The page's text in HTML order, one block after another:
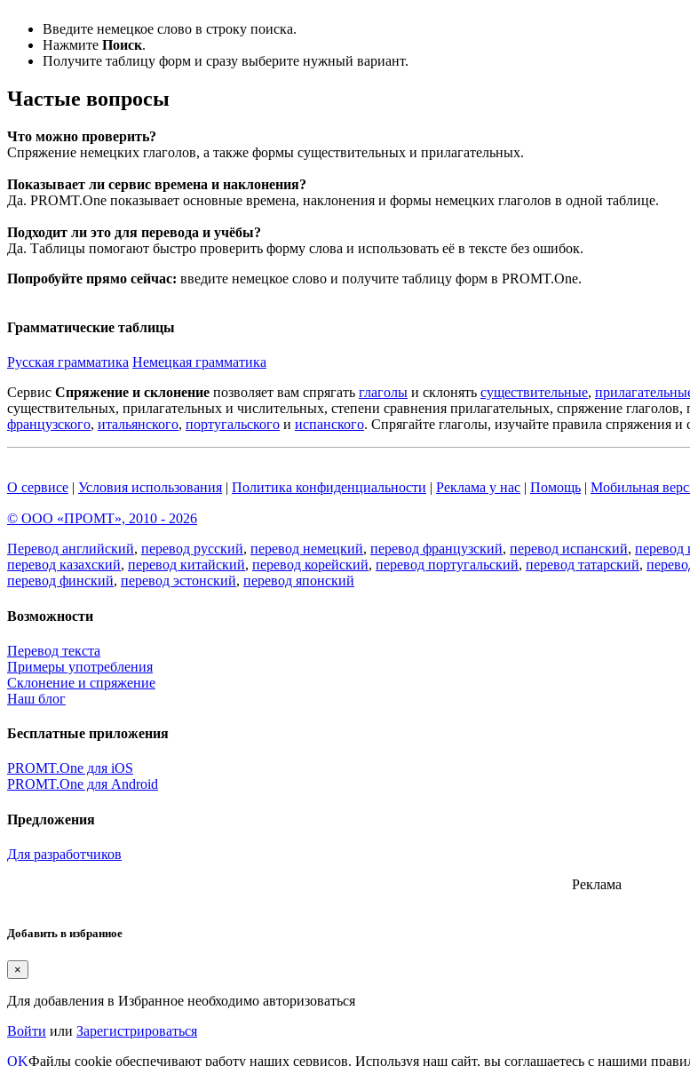
Введите немецкое слово в строку поиска.
Нажмите Поиск.
Получите таблицу форм и сразу выберите нужный вариант.
Частые вопросы
Что можно проверить?
Спряжение немецких глаголов, а также формы существительных и прилагательных.
Показывает ли сервис времена и наклонения?
Да. PROMT.One показывает основные времена, наклонения и формы немецких глаголов в одной таблице.
Подходит ли это для перевода и учёбы?
Да. Таблицы помогают быстро проверить форму слова и использовать её в тексте без ошибок.
Попробуйте прямо сейчас: введите немецкое слово и получите таблицу форм в PROMT.One.
Грамматические таблицы
Русская грамматика Немецкая грамматика
Сервис Спряжение и склонение позволяет вам спрягать глаголы и склонять существительные,
существительных, прилагательных и числительных, степени сравнения прилагательных, спряжение
французского, итальянского, португальского и испанского. Спрягайте глаголы, изучайте правила спряжения
О сервисе | Условия использования | Политика конфиденциальности | Реклама у нас | Помощь | Мобильная
© ООО «ПРОМТ», 2010 - 2026
Перевод английский, перевод русский, перевод немецкий, перевод французский, перевод испанский, перевод
перевод казахский, перевод китайский, перевод корейский, перевод португальский, перевод татарский,
перевод финский, перевод эстонский, перевод японский
Возможности
Перевод текста
Примеры употребления
Склонение и спряжение
Наш блог
Бесплатные приложения
PROMT.One для iOS
PROMT.One для Android
Предложения
Для разработчиков
Реклама
Добавить в избранное
×
Для добавления в Избранное необходимо авторизоваться
Войти или Зарегистрироваться
OKФайлы cookie обеспечивают работу наших сервисов. Используя наш сайт, вы соглашаетесь с нашими